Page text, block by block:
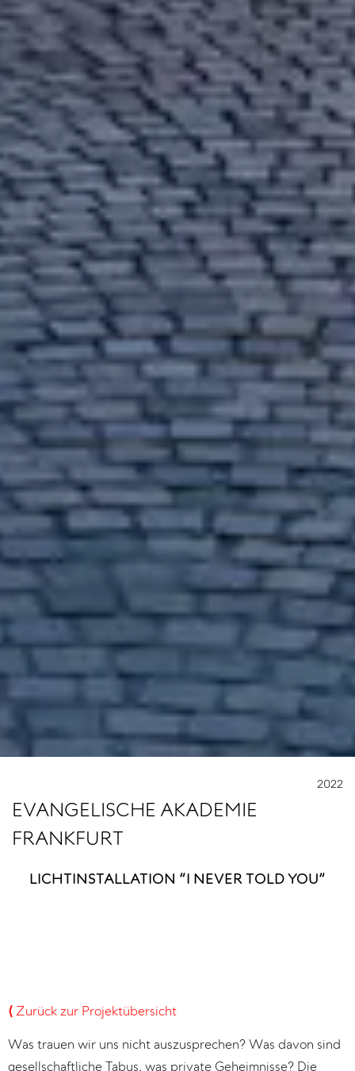
2022
EVANGELISCHE AKADEMIE
FRANKFURT
LICHTINSTALLATION “I NEVER TOLD YOU“
⟨ Zurück zur Projektübersicht
Was trauen wir uns nicht auszusprechen? Was davon sind
gesellschaftliche Tabus, was private Geheimnisse? Die